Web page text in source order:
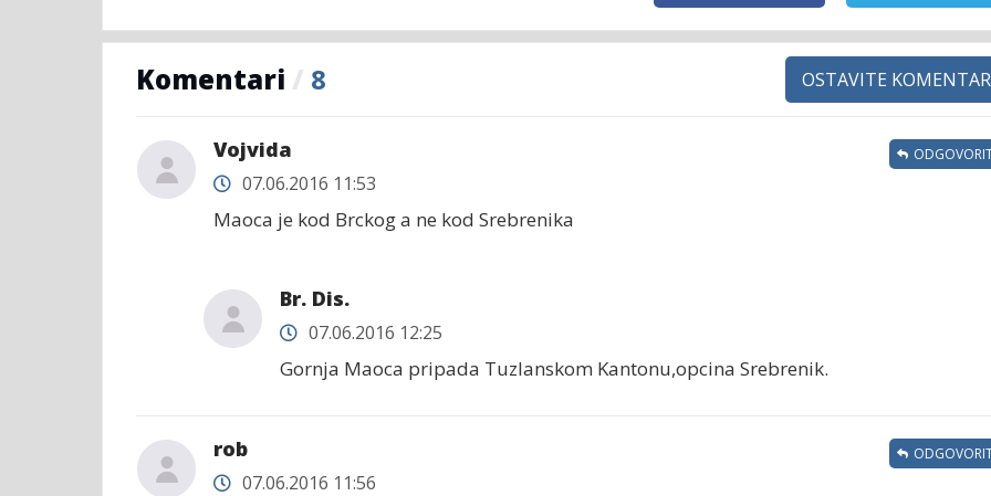
Komentari / 8 OSTAVITE KOMENTAR
Vojvida
07.06.2016 11:53
Maoca je kod Brckog a ne kod Srebrenika
Br. Dis.
07.06.2016 12:25
Gornja Maoca pripada Tuzlanskom Kantonu,opcina Srebrenik.
rob
07.06.2016 11:56